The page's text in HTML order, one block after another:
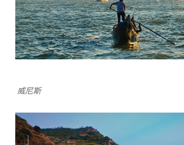
威尼斯